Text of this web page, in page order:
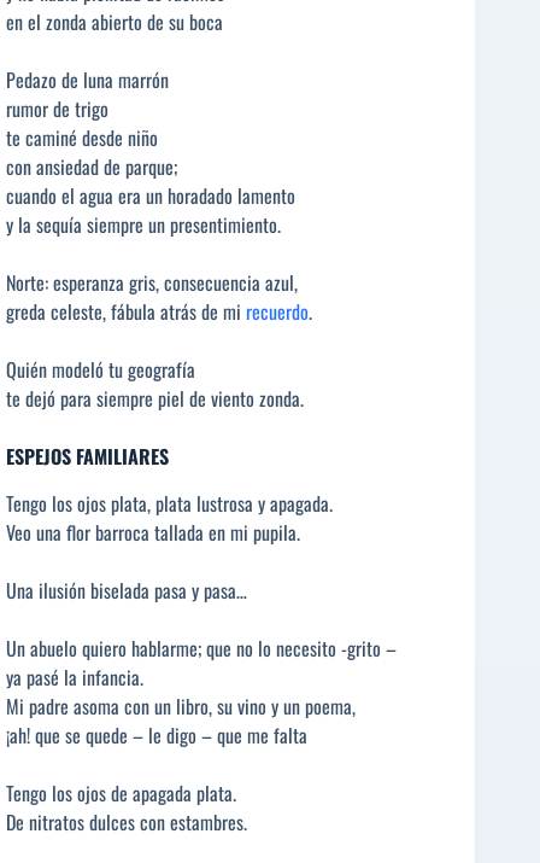
en el zonda abierto de su boca
Pedazo de luna marrón
rumor de trigo
te caminé desde niño
con ansiedad de parque;
cuando el agua era un horadado lamento
y la sequía siempre un presentimiento.
Norte: esperanza gris, consecuencia azul,
greda celeste, fábula atrás de mi recuerdo.
Quién modeló tu geografía
te dejó para siempre piel de viento zonda.
ESPEJOS FAMILIARES
Tengo los ojos plata, plata lustrosa y apagada.
Veo una flor barroca tallada en mi pupila.
Una ilusión biselada pasa y pasa…
Un abuelo quiero hablarme; que no lo necesito -grito –
ya pasé la infancia.
Mi padre asoma con un libro, su vino y un poema,
¡ah! que se quede – le digo – que me falta
Tengo los ojos de apagada plata.
De nitratos dulces con estambres.